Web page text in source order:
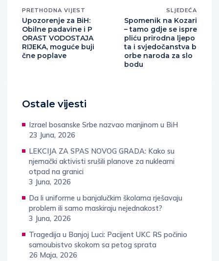
PRETHODNA VIJEST
Upozorenje za BiH:
Obilne padavine i P
ORAST VODOSTAJA
RIJEKA, moguće buji
čne poplave
SLJEDEĆA
Spomenik na Kozari
– tamo gdje se ispre
pliću prirodna ljepo
ta i svjedočanstva b
orbe naroda za slo
bodu
Ostale vijesti
Izrael bosanske Srbe nazvao manjinom u BiH
23 Juna, 2026
LEKCIJA ZA SPAS NOVOG GRADA: Kako su
njemački aktivisti srušili planove za nuklearni
otpad na granici
3 Juna, 2026
Da li uniforme u banjalučkim školama rješavaju
problem ili samo maskiraju nejednakost?
3 Juna, 2026
Tragedija u Banjoj Luci: Pacijent UKC RS počinio
samoubistvo skokom sa petog sprata
26 Maja, 2026